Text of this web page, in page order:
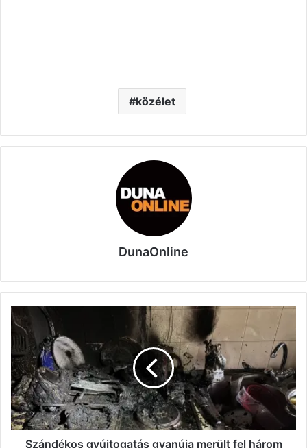
közélet
DunaOnline
Szándékos
gyújtogatás
gyanúja
merült
fel
három
esetben
is
Szándékos gyújtogatás gyanúja merült fel három